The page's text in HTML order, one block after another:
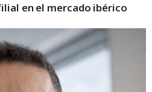
en el mercado ibérico